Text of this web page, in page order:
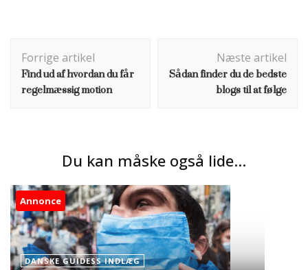
Forrige artikel
Find ud af hvordan du får
regelmæssig motion
Næste artikel
Sådan finder du de bedste
blogs til at følge
Du kan måske også lide...
Annonce
DANSKE GUIDESS INDLÆG